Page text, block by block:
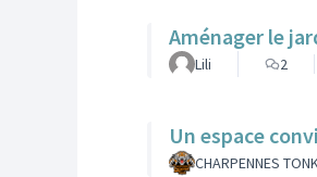
Aménager le
Lili 2
Un espace
CHARPENNES